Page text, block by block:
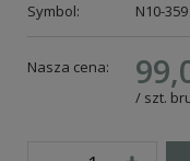
Symbol:
N10-359
Nasza cena:
/ szt.